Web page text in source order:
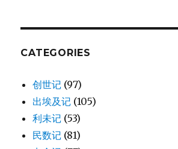
(ACT
CATEGORIES
创世记 (97)
出埃及记 (105)
利未记 (53)
民数记 (81)